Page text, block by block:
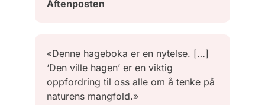
Aftenposten
«Denne hageboka er en nytelse. […]
‘Den ville hagen’ er en viktig
oppfordring til oss alle om å tenke på
naturens mangfold.»